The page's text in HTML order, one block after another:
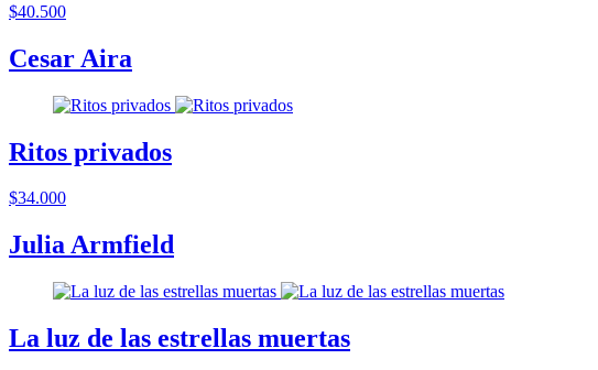
$40.500
Cesar Aira
Ritos privados
$34.000
Julia Armfield
La luz de las estrellas muertas